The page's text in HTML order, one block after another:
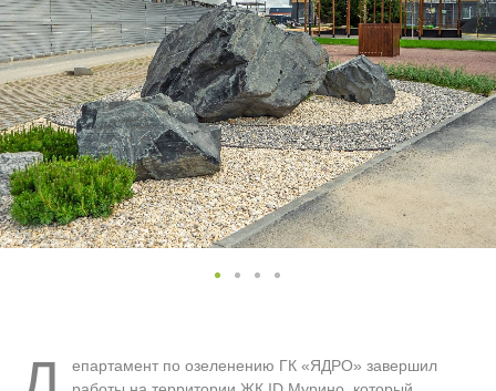
епартамент по озеленению ГК «ЯДРО» завершил